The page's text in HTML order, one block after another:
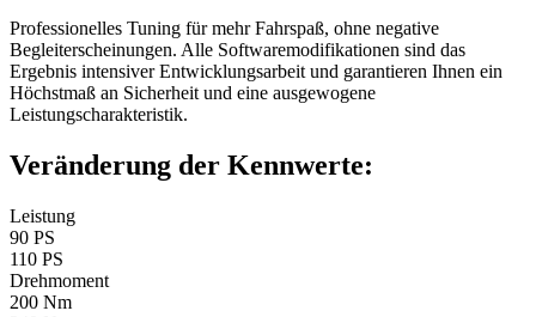
Professionelles Tuning für mehr Fahrspaß, ohne negative
Begleiterscheinungen. Alle Softwaremodifikationen sind das
Ergebnis intensiver Entwicklungsarbeit und garantieren Ihnen ein
Höchstmaß an Sicherheit und eine ausgewogene
Leistungscharakteristik.
Veränderung der Kennwerte:
Leistung
90 PS
110 PS
Drehmoment
200 Nm